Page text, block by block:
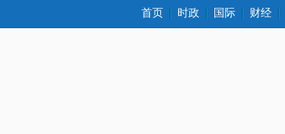
首页 时政 国际 财经